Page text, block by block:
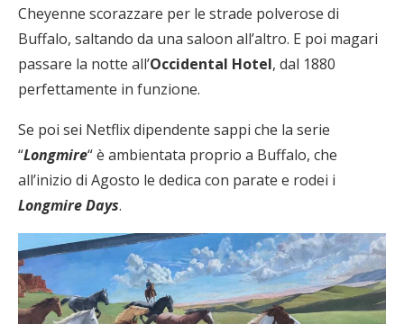
Cheyenne scorazzare per le strade polverose di
Buffalo, saltando da una saloon all’altro. E poi magari
passare la notte all’Occidental Hotel, dal 1880
perfettamente in funzione.
Se poi sei Netflix dipendente sappi che la serie
“Longmire“ è ambientata proprio a Buffalo, che
all’inizio di Agosto le dedica con parate e rodei i
Longmire Days.